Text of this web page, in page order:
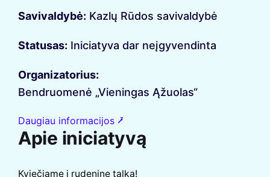
Savivaldybė: Kazlų Rūdos savivaldybė
Statusas: Iniciatyva dar neįgyvendinta
Organizatorius:
Bendruomenė „Vieningas Ąžuolas“
Daugiau informacijos ⭷
Apie iniciatyvą
Kviečiame į rudeninę talką!